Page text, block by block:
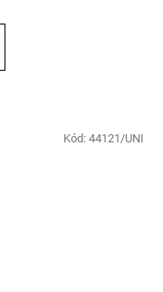
Kód: 44121/UNI